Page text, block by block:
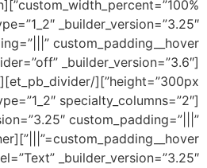
type=”1_2″
show_divider=”off”
type=”1_2″
_builder_version=”3.25″
admin_label=”Text”